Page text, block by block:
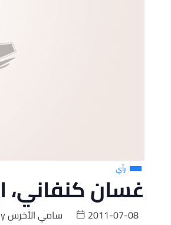
رأي
غسان كنفاني،
سامي الأخرس 2011-07-08